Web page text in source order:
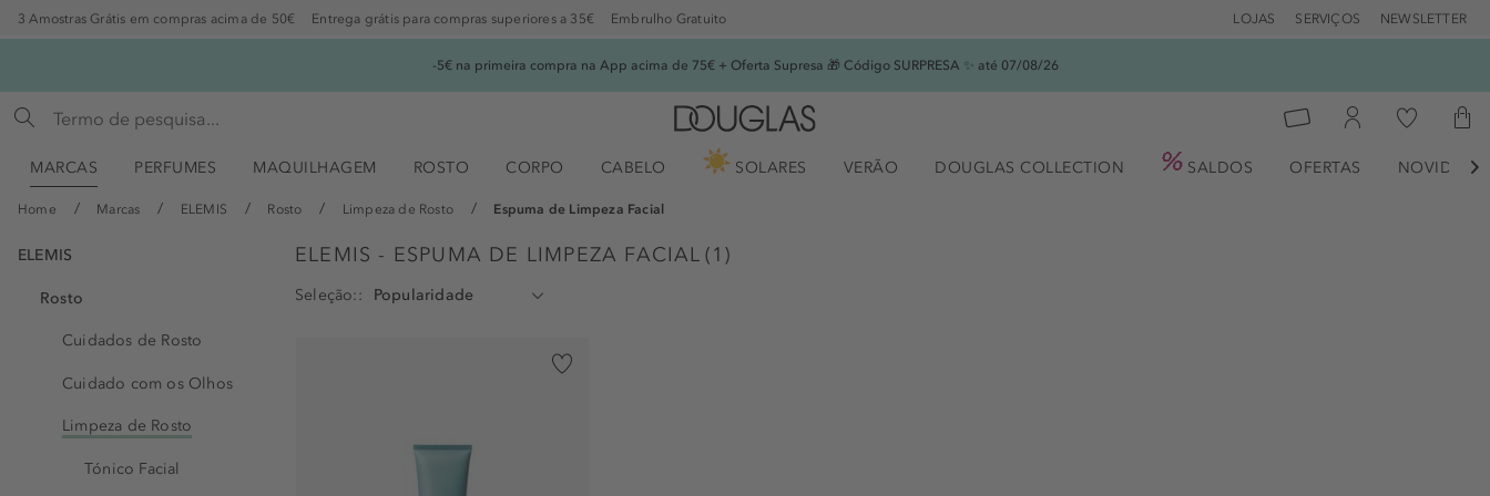
3 Amostras Grátis em compras acima de 50€ Entrega grátis para compras superiores a 35€ Embrulho Gratuito LOJAS SERVIÇOS NEWSLETTER
-5€ na primeira compra na App acima de 75€ + Oferta Supresa 🎁 Código SURPRESA ✨ até 07/08/26
MARCAS PERFUMES MAQUILHAGEM ROSTO CORPO CABELO SOLARES VERÃO DOUGLAS COLLECTION SALDOS OFERTAS 
Home Marcas ELEMIS Rosto Limpeza de Rosto Espuma de Limpeza Facial
ELEMIS
Rosto
Cuidados de Rosto
Cuidado com os Olhos
Limpeza de Rosto
Tónico Facial
ELEMIS - ESPUMA DE LIMPEZA FACIAL (1 )
Seleção: